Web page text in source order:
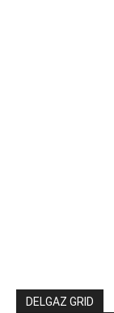
DELGAZ GRID